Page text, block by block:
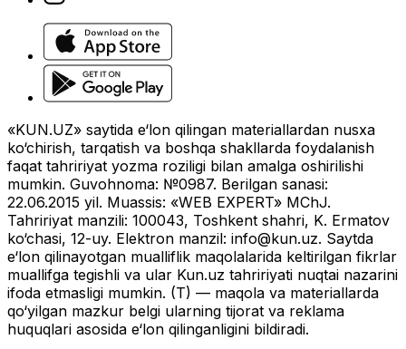
«KUN.UZ» saytida e‘lon qilingan materiallardan nusxa
ko‘chirish, tarqatish va boshqa shakllarda foydalanish
faqat tahririyat yozma roziligi bilan amalga oshirilishi
mumkin. Guvohnoma: №0987. Berilgan sanasi:
22.06.2015 yil. Muassis: «WEB EXPERT» MChJ.
Tahririyat manzili: 100043, Toshkent shahri, K. Ermatov
ko‘chasi, 12-uy. Elektron manzil: info@kun.uz. Saytda
e‘lon qilinayotgan mualliflik maqolalarida keltirilgan fikrlar
muallifga tegishli va ular Kun.uz tahririyati nuqtai nazarini
ifoda etmasligi mumkin. (T) — maqola va materiallarda
qo‘yilgan mazkur belgi ularning tijorat va reklama
huquqlari asosida e‘lon qilinganligini bildiradi.